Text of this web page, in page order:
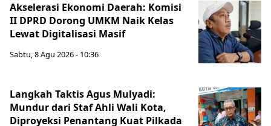
Akselerasi Ekonomi Daerah: Komisi
II DPRD Dorong UMKM Naik Kelas
Lewat Digitalisasi Masif
Sabtu, 8 Agu 2026 - 10:36
Langkah Taktis Agus Mulyadi:
Mundur dari Staf Ahli Wali Kota,
Diproyeksi Penantang Kuat Pilkada